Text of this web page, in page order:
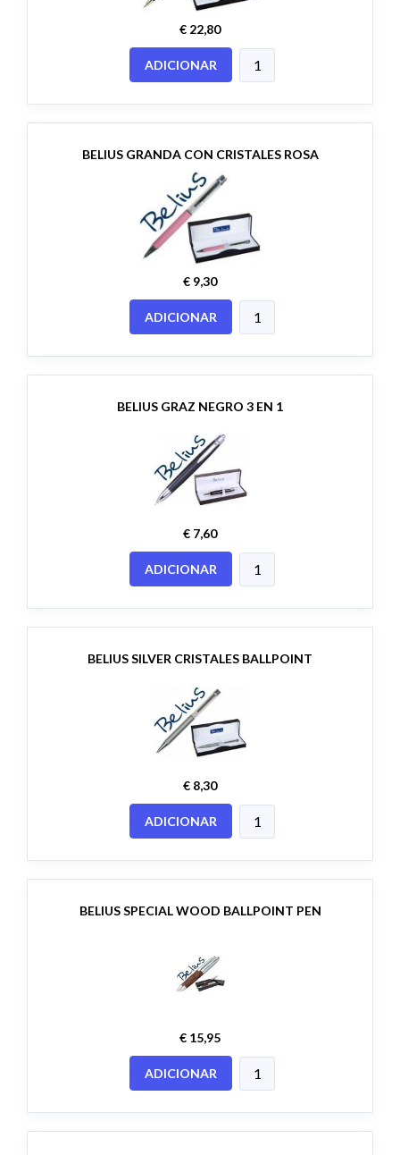
€ 22,80
ADICIONAR
BELIUS GRANDA CON CRISTALES ROSA
€ 9,30
ADICIONAR
BELIUS GRAZ NEGRO 3 EN 1
€ 7,60
ADICIONAR
BELIUS SILVER CRISTALES BALLPOINT
€ 8,30
ADICIONAR
BELIUS SPECIAL WOOD BALLPOINT PEN
€ 15,95
ADICIONAR